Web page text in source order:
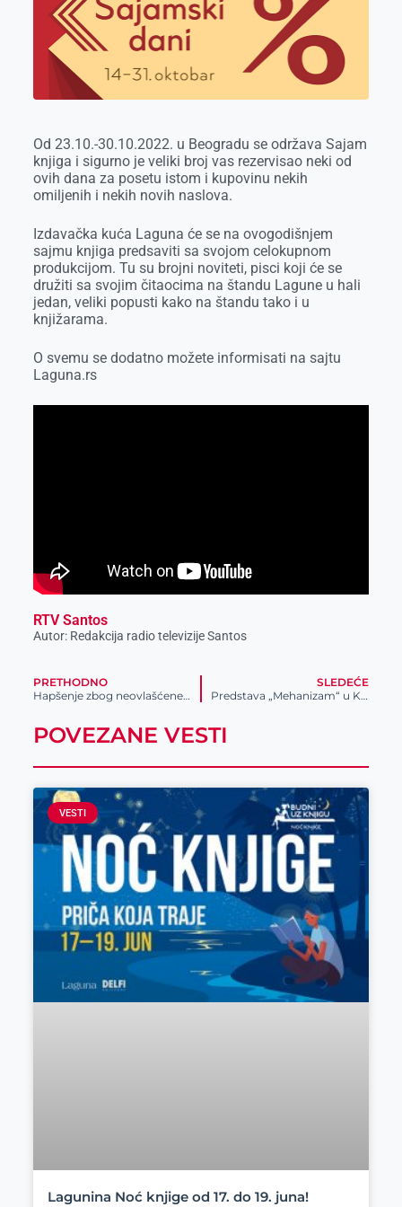
e
r
Od 23.10.-30.10.2022. u Beogradu se održava Sajam
knjiga i sigurno je veliki broj vas rezervisao neki od
ovih dana za posetu istom i kupovinu nekih
omiljenih i nekih novih naslova.
Izdavačka kuća Laguna će se na ovogodišnjem
sajmu knjiga predsaviti sa svojom celokupnom
produkcijom. Tu su brojni noviteti, pisci koji će se
družiti sa svojim čitaocima na štandu Lagune u hali
jedan, veliki popusti kako na štandu tako i u
knjižarama.
O svemu se dodatno možete informisati na sajtu
Laguna.rs
RTV Santos
Autor: Redakcija radio televizije Santos
PRETHODNO
Hapšenje zbog neovlašćene proizvodnje i stavljanja u promet opojnih droga
SLEDEĆE
Predstava „Mehanizam“ u Kulturnom centru Zrenjanin
POVEZANE VESTI
VESTI
Lagunina Noć knjige od 17. do 19. juna!